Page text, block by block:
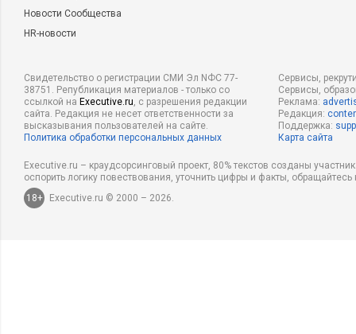
Новости Сообщества
HR-новости
Свидетельство о регистрации СМИ Эл NФС 77-
38751. Републикация материалов - только со
ссылкой на Executive.ru, с разрешения редакции
сайта. Редакция не несет ответственности за
высказывания пользователей на сайте.
Политика обработки персональных данных
Сервисы,
Сервисы,
Реклама:
Редакция:
Поддержка:
Карта сайта
Executive.ru – краудсорсинговый проект, 80% текстов созданы
оспорить логику повествования, уточнить цифры и факты,
18+
Executive.ru © 2000 – 2026.